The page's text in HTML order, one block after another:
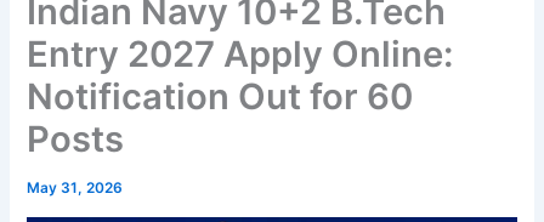
Indian Navy 10+2 B.Tech
Entry 2027 Apply Online:
Notification Out for 60
Posts
May 31, 2026